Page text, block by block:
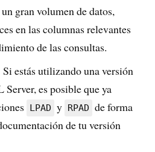
gran volumen de datos,
en las columnas relevantes
de las consultas.
Si estás utilizando una versión
Server, es posible que ya
LPAD y RPAD de forma
de tu versión